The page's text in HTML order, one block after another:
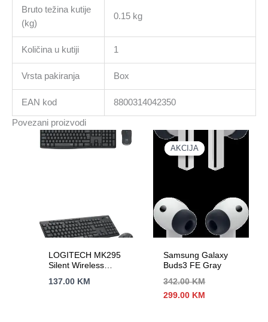
Bruto težina kutije
(kg)
0.15 kg
Količina u kutiji 1
Vrsta pakiranja Box
EAN kod 8800314042350
Povezani proizvodi
LOGITECH MK295
Silent Wireless
– HRV-SLV-SRB
137.00 KM
AKCIJA
AKCIJA
Samsung Galaxy
Buds3 FE Gray
342.00KM
Izvorna
299.00 KM